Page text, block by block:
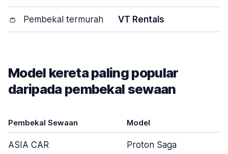
👛 Pembekal termurah VT Rentals
Model kereta paling popular
daripada pembekal sewaan
Pembekal Sewaan Model
ASIA CAR Proton Saga